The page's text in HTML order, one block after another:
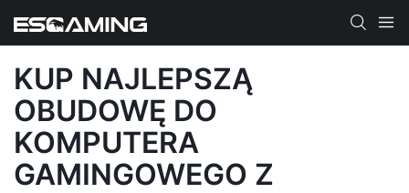
KUP NAJLEPSZĄ
OBUDOWĘ DO
KOMPUTERA
GAMINGOWEGO Z